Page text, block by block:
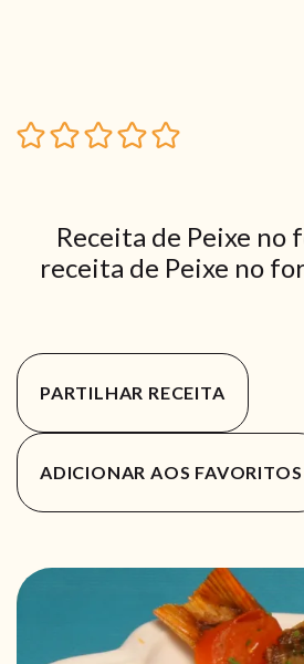
Receita de Peixe no
receita de Peixe no
PARTILHAR RECEITA
ADICIONAR AOS FAVORITOS